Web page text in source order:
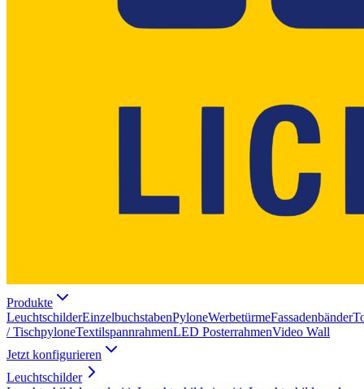
Produkte
LeuchtschilderEinzelbuchstabenPyloneWerbetürmeFassadenbänder
/ TischpyloneTextilspannrahmenLED PosterrahmenVideo Wall
Jetzt konfigurieren
Leuchtschilder